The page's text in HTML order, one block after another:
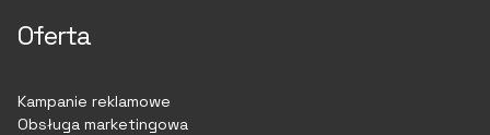
Oferta
Kampanie reklamowe
Obsługa marketingowa